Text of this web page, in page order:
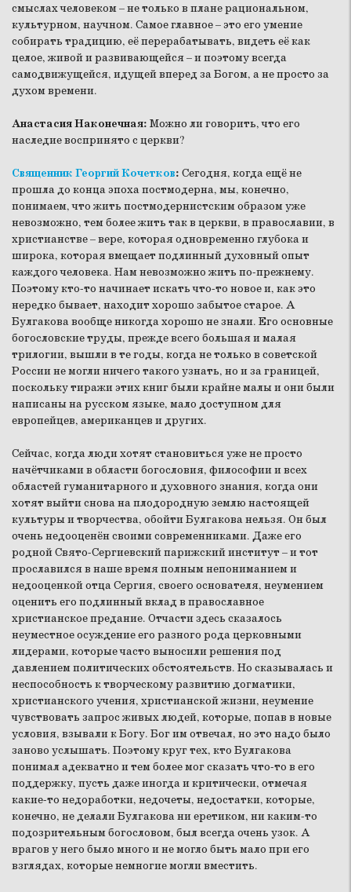
смыслах человеком – не только в плане рациональном,
культурном, научном. Самое главное – это его умение
собирать традицию, её перерабатывать, видеть её как
целое, живой и развивающейся – и поэтому всегда
самодвижущейся, идущей вперед за Богом, а не просто за
духом времени.
Анастасия Наконечная: Можно ли говорить, что его
наследие воспринято с церкви?
Священник Георгий Кочетков: Сегодня, когда ещё не
прошла до конца эпоха постмодерна, мы, конечно,
понимаем, что жить постмодернистским образом уже
невозможно, тем более жить так в церкви, в православии, в
христианстве – вере, которая одновременно глубока и
широка, которая вмещает подлинный духовный опыт
каждого человека. Нам невозможно жить по-прежнему.
Поэтому кто-то начинает искать что-то новое и, как это
нередко бывает, находит хорошо забытое старое. А
Булгакова вообще никогда хорошо не знали. Его основные
богословские труды, прежде всего большая и малая
трилогии, вышли в те годы, когда не только в советской
России не могли ничего такого узнать, но и за границей,
поскольку тиражи этих книг были крайне малы и они были
написаны на русском языке, мало доступном для
европейцев, американцев и других.
Сейчас, когда люди хотят становиться уже не просто
начётчиками в области богословия, философии и всех
областей гуманитарного и духовного знания, когда они
хотят выйти снова на плодородную землю настоящей
культуры и творчества, обойти Булгакова нельзя. Он был
очень недооценён своими современниками. Даже его
родной Свято-Сергиевский парижский институт – и тот
прославился в наше время полным непониманием и
недооценкой отца Сергия, своего основателя, неумением
оценить его подлинный вклад в православное
христианское предание. Отчасти здесь сказалось
неуместное осуждение его разного рода церковными
лидерами, которые часто выносили решения под
давлением политических обстоятельств. Но сказывалась и
неспособность к творческому развитию догматики,
христианского учения, христианской жизни, неумение
чувствовать запрос живых людей, которые, попав в новые
условия, взывали к Богу. Бог им отвечал, но это надо было
заново услышать. Поэтому круг тех, кто Булгакова
понимал адекватно и тем более мог сказать что-то в его
поддержку, пусть даже иногда и критически, отмечая
какие-то недоработки, недочеты, недостатки, которые,
конечно, не делали Булгакова ни еретиком, ни каким-то
подозрительным богословом, был всегда очень узок. А
врагов у него было много и не могло быть мало при его
взглядах, которые немногие могли вместить.